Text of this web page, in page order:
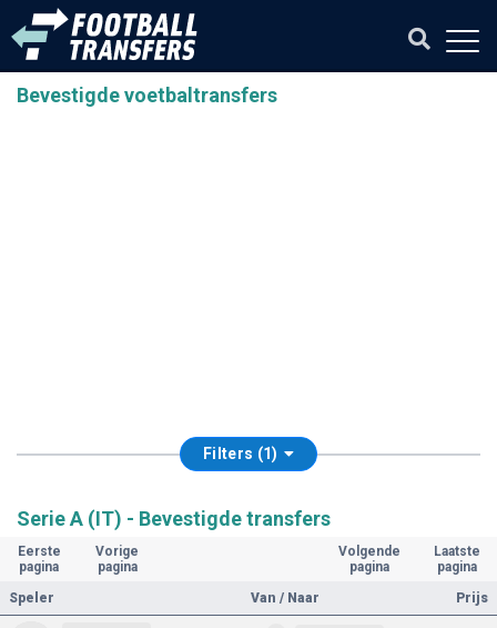
Bevestigde voetbaltransfers
Filters (1)
Serie A (IT) - Bevestigde transfers
Eerste
pagina
Vorige
pagina
Volgende
pagina
Laatste
pagina
Speler
Van / Naar Prijs